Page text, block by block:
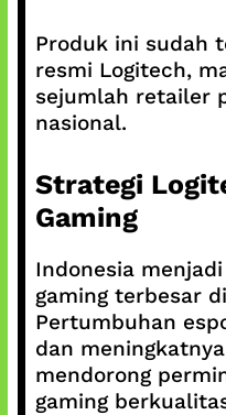
Produk ini sudah
resmi Logitech,
sejumlah retailer
nasional.
Strategi
Gaming
Indonesia
gaming terbesar
Pertumbuhan
dan
mendorong
gaming